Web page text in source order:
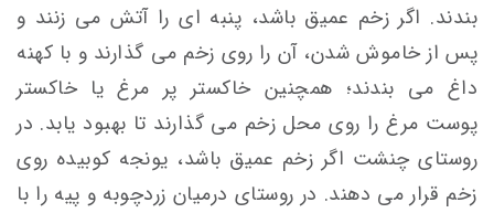
بندند. اگر زخم عميق باشد، پنبه ای را آتش می زنند و
پس از خاموش شدن، آن را روی زخم می گذارند و با كهنه
داغ می بندند؛ همچنین خاكستر پر مرغ يا خاكستر
پوست مرغ را روی محل زخم می گذارند تا بهبود يابد. در
روستای چنشت اگر زخم عميق باشد، يونجه كوبيده روی
زخم قرار می دهند. در روستای درميان زردچوبه و پيه را با